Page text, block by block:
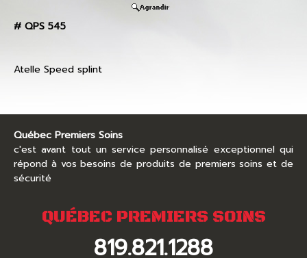
# QPS 545
Atelle Speed splint
Québec Premiers Soins
c'est avant tout un service personnalisé exceptionnel qui
répond à vos besoins de produits de premiers soins et de
sécurité
QUÉBEC PREMIERS SOINS
819.821.1288